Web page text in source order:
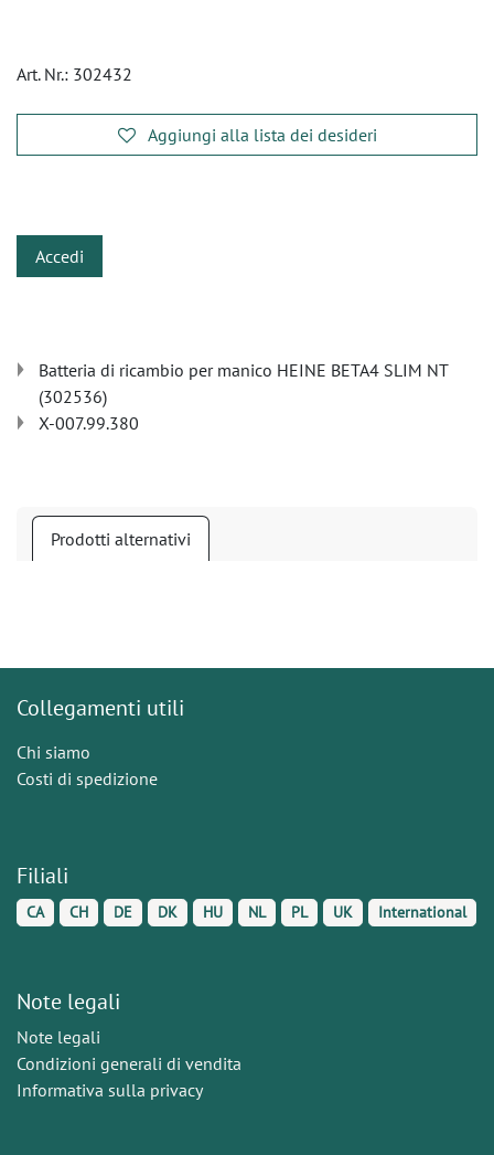
Art. Nr.: 302432
Aggiungi alla lista dei desideri
Accedi
Batteria di ricambio per manico HEINE BETA4 SLIM NT
(302536)
X-007.99.380
Prodotti alternativi
Collegamenti utili
Chi siamo
Costi di spedizione
Filiali
CA CH DE DK HU NL PL UK International
Note legali
Note legali
Condizioni generali di vendita
Informativa sulla privacy